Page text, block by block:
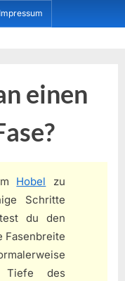
Impressum
einen
Hobel zu
Schritte
du den
Fasenbreite
Tiefe des